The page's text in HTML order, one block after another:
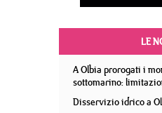
LE
A Olbia prorogati i
sottomarino:
Disservizio idrico a